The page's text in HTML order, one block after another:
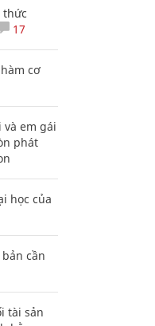
thức
17
cơ
em gái
phát
học của
cần
tài sản